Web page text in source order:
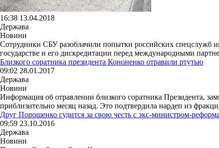
16:38 13.04.2018
Держава
Новини
Сотрудники СБУ разоблачили попытки российских спецслужб
государстве и его дискредитации перед международными
Близкого соратника президента Кононенко отравили ртутью
09:02 28.01.2017
Держава
Новини
Информация об отравлении близкого соратника Президента,
приблизительно месяц назад. Это подтвердила нардеп из
Друг Порошенко судится за свою честь с экс-министром-
09:59 23.10.2016
Держава
Новини